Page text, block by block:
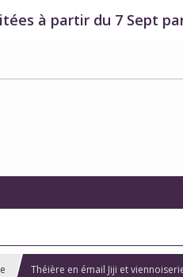
à partir du 7 Sept
Théière en émail Jiji et